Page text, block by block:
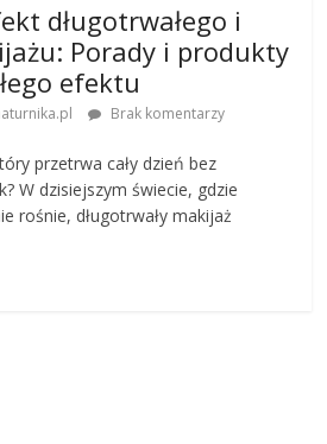
długotrwałego i
Porady i produkty
efektu
Brak komentarzy
przetrwa cały dzień bez
W dzisiejszym świecie, gdzie
rośnie, długotrwały makijaż